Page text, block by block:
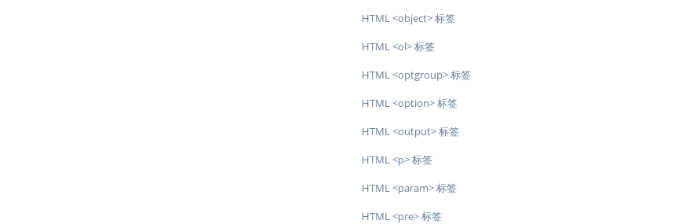
HTML <object> 标签
HTML <ol> 标签
HTML <optgroup> 标签
HTML <option> 标签
HTML <output> 标签
HTML <p> 标签
HTML <param> 标签
HTML <pre> 标签